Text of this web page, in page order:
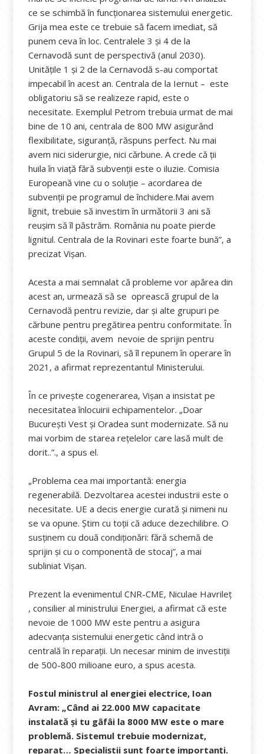
ce se schimbă în funcționarea sistemului energetic.
Grija mea este ce trebuie să facem imediat, să
punem ceva în loc. Centralele 3 și 4 de la
Cernavodă sunt de perspectivă (anul 2030).
Unitățile 1 și 2 de la Cernavodă s-au comportat
impecabil în acest an. Centrala de la Iernut – este
obligatoriu să se realizeze rapid, este o
necesitate. Exemplul Petrom trebuia urmat de mai
bine de 10 ani, centrala de 800 MW asigurând
flexibilitate, siguranță, răspuns perfect. Nu mai
avem nici siderurgie, nici cărbune. A crede că ții
huila în viață fără subvenții este o iluzie. Comisia
Europeană vine cu o soluție – acordarea de
subvenții pe programul de închidere.Mai avem
lignit, trebuie să investim în următorii 3 ani să
reușim să îl păstrăm. România nu poate pierde
lignitul. Centrala de la Rovinari este foarte bună”, a
precizat Vișan.
Acesta a mai semnalat că probleme vor apărea din
acest an, urmează să se oprească grupul de la
Cernavodă pentru revizie, dar și alte grupuri pe
cărbune pentru pregătirea pentru conformitate. În
aceste condiții, avem nevoie de sprijin pentru
Grupul 5 de la Rovinari, să îl repunem în operare în
2021, a afirmat reprezentantul Ministerului.
În ce privește cogenerarea, Vișan a insistat pe
necesitatea înlocuirii echipamentelor. „Doar
București Vest și Oradea sunt modernizate. Să nu
mai vorbim de starea rețelelor care lasă mult de
dorit..”., a spus el.
„Problema cea mai importantă: energia
regenerabilă. Dezvoltarea acestei industrii este o
necesitate. UE a decis energie curată și nimeni nu
se va opune. Știm cu toții că aduce dezechilibre. O
susținem cu două condiționări: fără schemă de
sprijin și cu o componentă de stocaj”, a mai
subliniat Vișan.
Prezent la evenimentul CNR-CME, Niculae Havrileț
, consilier al ministrului Energiei, a afirmat că este
nevoie de 1000 MW este pentru a asigura
adecvanța sistemului energetic când intră o
centrală în reparații. Un necesar minim de investiții
de 500-800 milioane euro, a spus acesta.
Fostul ministrul al energiei electrice, Ioan
Avram: „Când ai 22.000 MW capacitate
instalată și tu gâfâi la 8000 MW este o mare
problemă. Sistemul trebuie modernizat,
reparat… Specialiștii sunt foarte importanți.